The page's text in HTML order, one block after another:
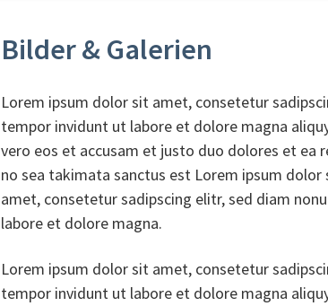
Bilder & Galerien
Lorem ipsum dolor sit amet, consetetur
tempor invidunt ut labore et dolore magna
vero eos et accusam et justo duo dolores et ea
no sea takimata sanctus est Lorem ipsum
amet, consetetur sadipscing elitr, sed diam
labore et dolore magna.
Lorem ipsum dolor sit amet, consetetur
tempor invidunt ut labore et dolore magna